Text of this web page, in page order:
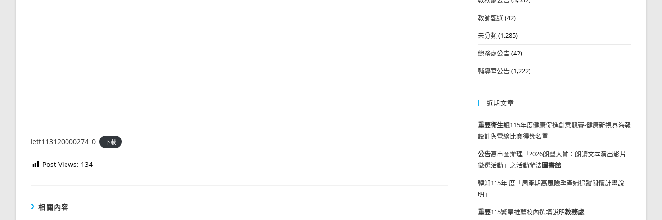
lett113120000274_0 下載
Post Views: 134
相關內容
教師甄選(42)
未分類(1,285)
總務處公告(42)
輔導室公告(1,222)
近期文章
重要衛生組115年度健康促進創意競賽-健康新視界海報
設計與電繪比賽得獎名單
公告高市圖辦理「2026朗聲大賞：朗讀文本演出影片
徵選活動」之活動辦法圖書館
轉知115年 度「周產期高風險孕產婦追蹤關懷計畫說
明」
重要115繁星推薦校內選填說明教務處